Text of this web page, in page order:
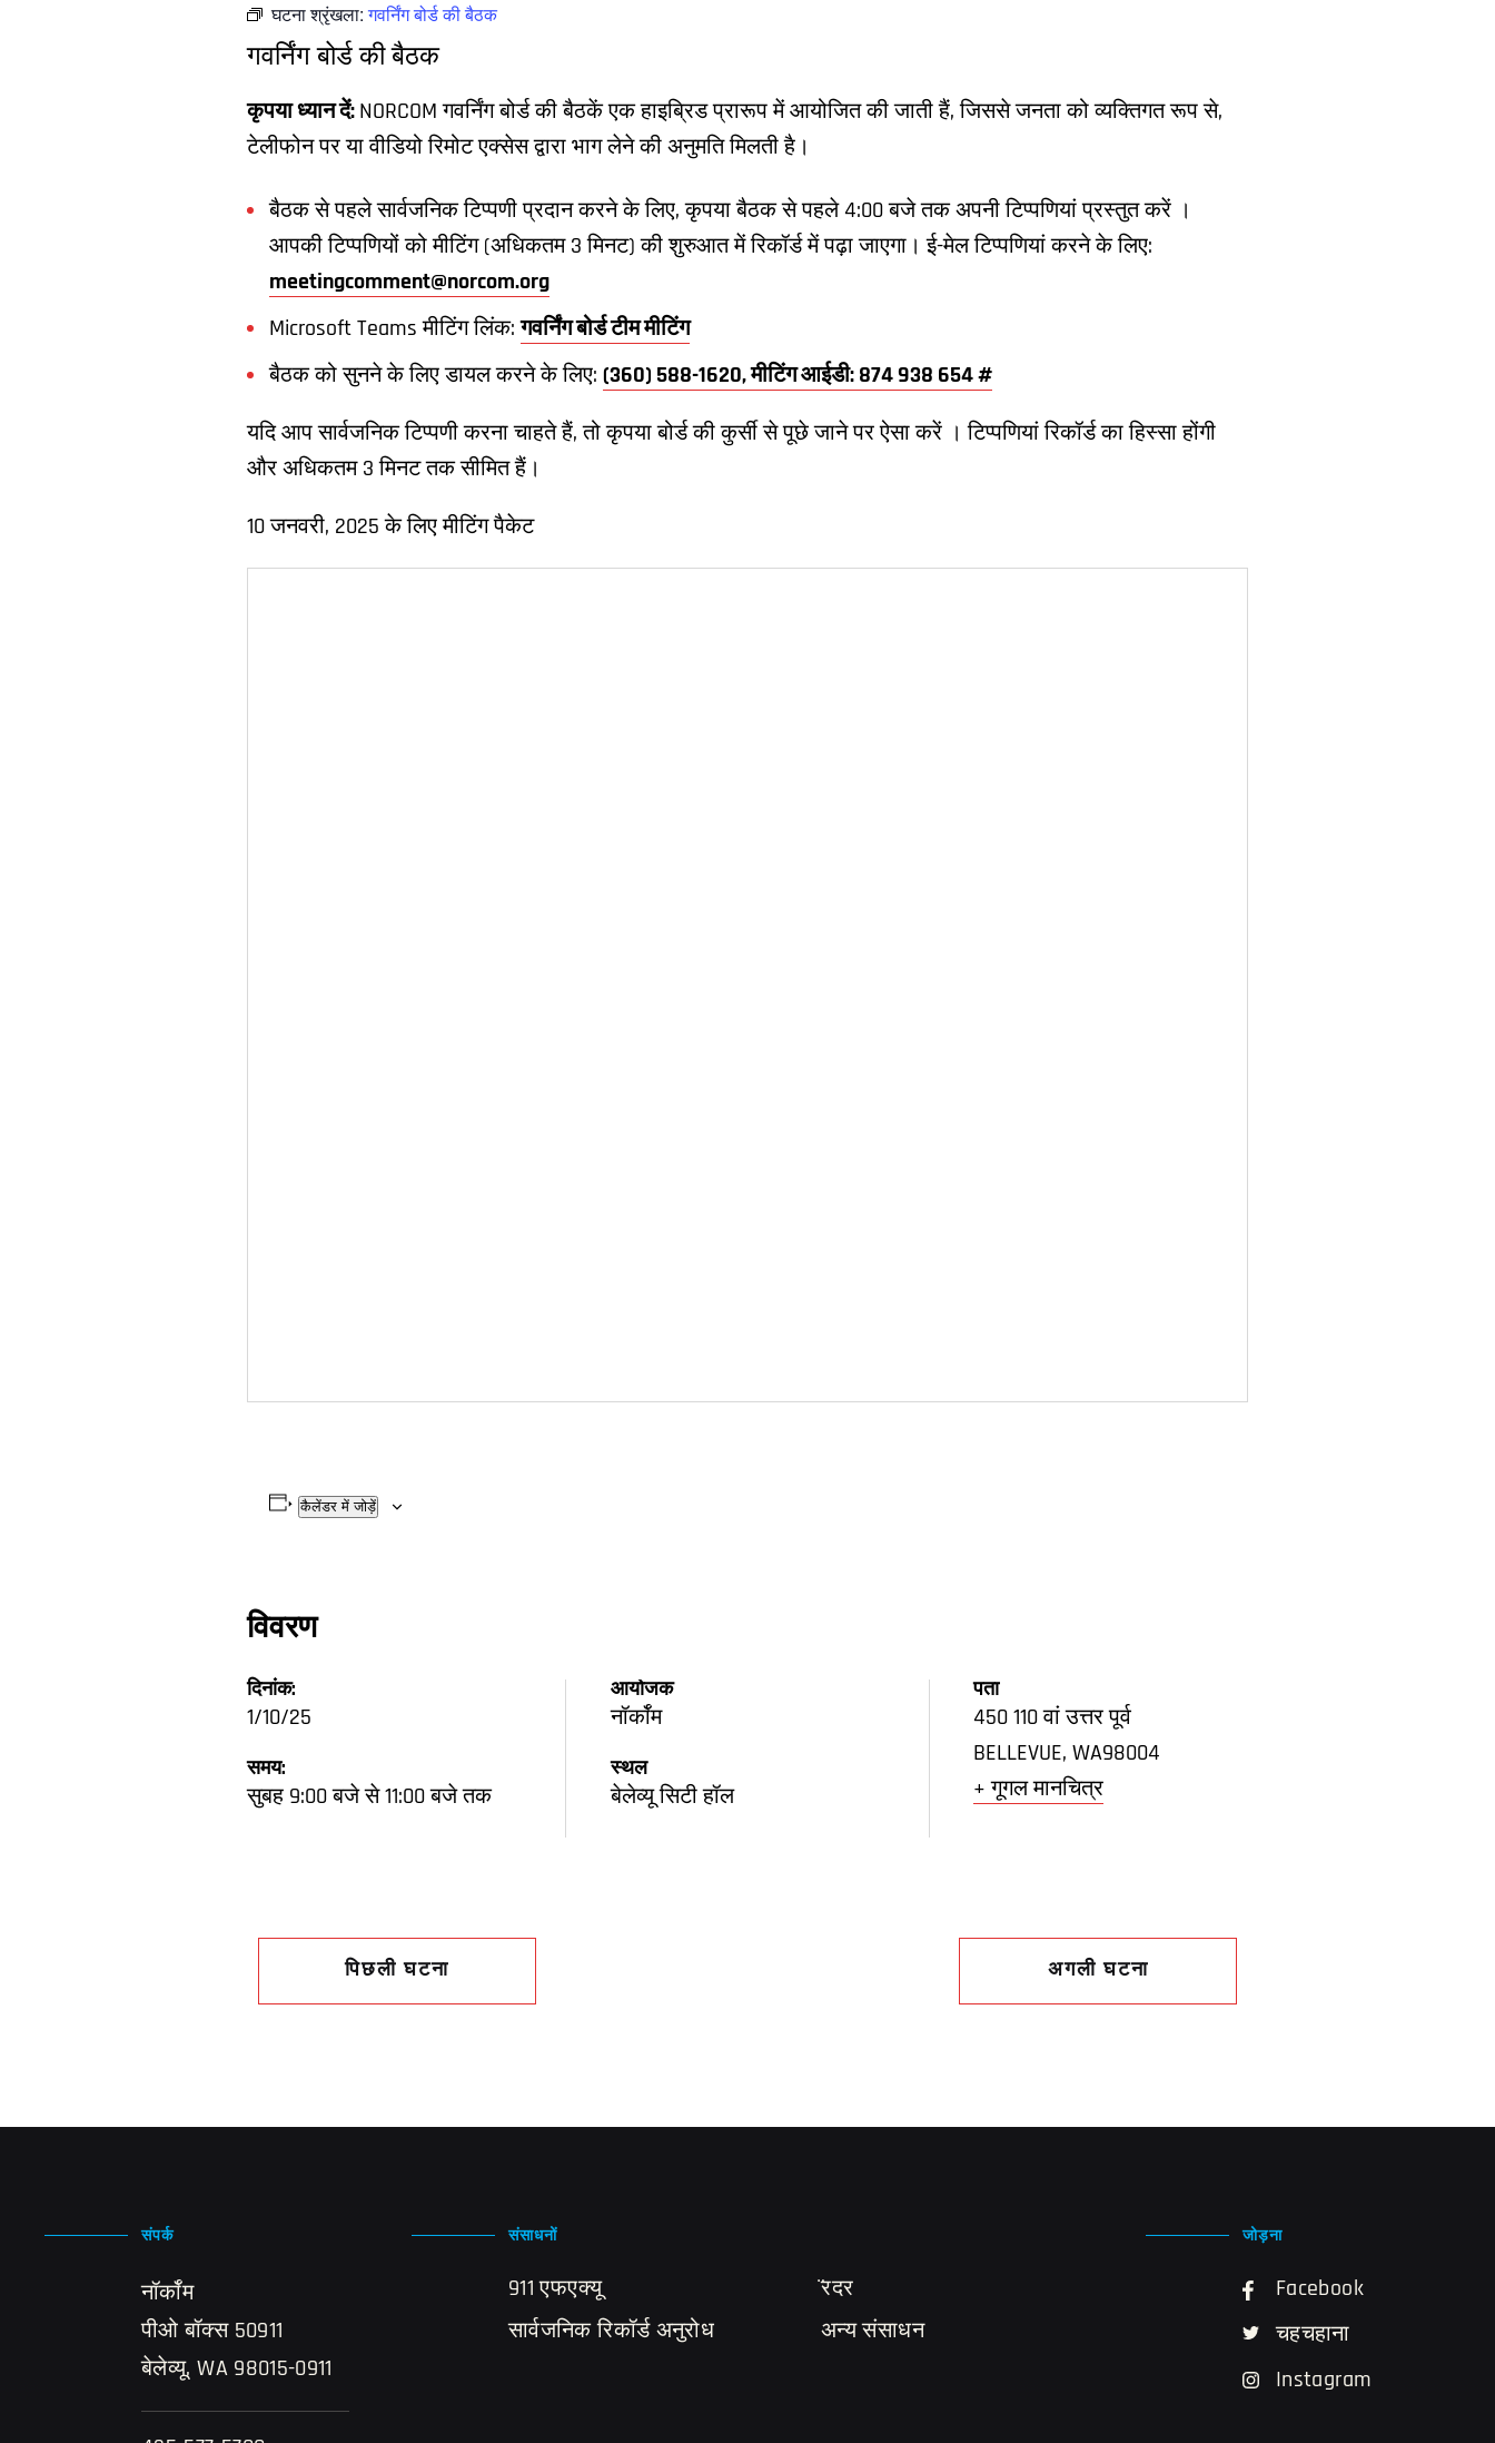
घटना श्रृंखला:गवर्निंग बोर्ड की बैठक
गवर्निंग बोर्ड की बैठक
कृपया ध्यान दें: NORCOM गवर्निंग बोर्ड की बैठकें एक हाइब्रिड प्रारूप में आयोजित की जाती हैं, जिससे जनता को व्यक्तिगत रूप से,
टेलीफोन पर या वीडियो रिमोट एक्सेस द्वारा भाग लेने की अनुमति मिलती है।
बैठक से पहले सार्वजनिक टिप्पणी प्रदान करने के लिए, कृपया बैठक से पहले 4:00 बजे तक अपनी टिप्पणियां प्रस्तुत करें ।
आपकी टिप्पणियों को मीटिंग (अधिकतम 3 मिनट) की शुरुआत में रिकॉर्ड में पढ़ा जाएगा। ई-मेल टिप्पणियां करने के लिए:
meetingcomment@norcom.org
Microsoft Teams मीटिंग लिंक:गवर्निंग बोर्ड टीम मीटिंग
बैठक को सुनने के लिए डायल करने के लिए: (360) 588-1620, मीटिंग आईडी: 874 938 654 #
यदि आप सार्वजनिक टिप्पणी करना चाहते हैं, तो कृपया बोर्ड की कुर्सी से पूछे जाने पर ऐसा करें । टिप्पणियां रिकॉर्ड का हिस्सा होंगी
और अधिकतम 3 मिनट तक सीमित हैं।
10 जनवरी, 2025 के लिए मीटिंग पैकेट
कैलेंडर में जोड़ें
विवरण
दिनांक:
1/10/25
समय:
सुबह 9:00 बजे से 11:00 बजे तक
आयोजक
नॉर्कॉम
स्थल
बेलेव्यू सिटी हॉल
पता
450 110 वां उत्तर पूर्व
BELLEVUE, WA98004
+ गूगल मानचित्र
पिछली घटना अगली घटना
संपर्क
नॉर्कॉम
पीओ बॉक्स 50911
बेलेव्यू, WA 98015-0911
संसाधनों
911 एफएक्यू
सार्वजनिक रिकॉर्ड अनुरोध
̈रदर
अन्य संसाधन
जोड़ना
Facebook
चहचहाना
Instagram